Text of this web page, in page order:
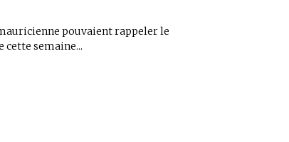
pouvaient rappeler le
cette semaine...